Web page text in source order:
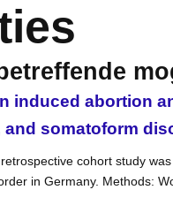
induced abortion
somatoform
cohort study
in Germany. Methods: